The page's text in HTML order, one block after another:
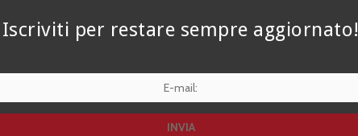
Iscriviti per restare sempre aggiornato!